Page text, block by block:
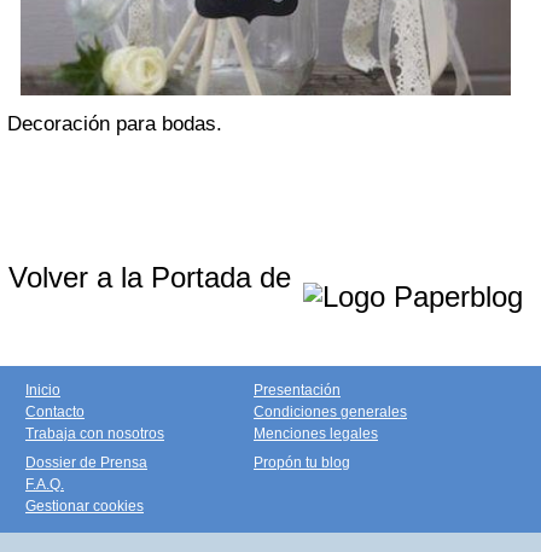
Decoración para bodas.
Volver a la Portada de
Inicio
Contacto
Trabaja con nosotros
Presentación
Condiciones generales
Menciones legales
Dossier de Prensa
F.A.Q.
Gestionar cookies
Propón tu blog